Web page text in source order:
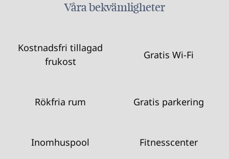
Våra bekvämligheter
Kostnadsfri tillagad
frukost
Gratis Wi-Fi
Rökfria rum Gratis parkering
Inomhuspool Fitnesscenter